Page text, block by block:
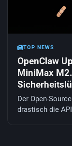
TOP NEWS
OpenClaw
MiniMax
Der Open-
drastisch die